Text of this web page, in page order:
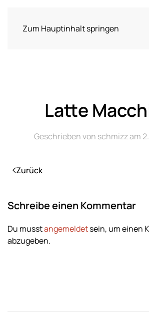
Zum Hauptinhalt springen
Latte
Geschrieben von schmizzam
Zurück
Schreibe einen Kommentar
Du musstangemeldetsein, um einen
abzugeben.